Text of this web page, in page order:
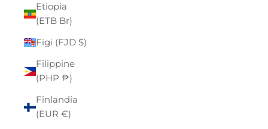
Etiopia
(ETB Br)
Figi (FJD $)
Filippine
(PHP ₱)
Finlandia
(EUR €)